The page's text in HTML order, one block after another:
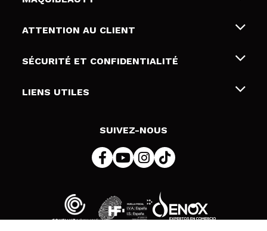
Qui sommes nous
Cartes-cadeaux
ATTENTION AU CLIENT
Livraison & retour
Modes de paiement
SÉCURITÉ ET CONFIDENTIALITÉ
Conditions et confidentialité
LIENS UTILES
SUIVEZ-NOUS